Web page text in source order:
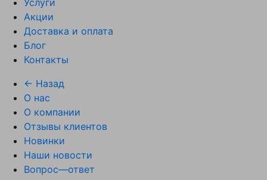
Услуги
Акции
Доставка и оплата
Блог
Контакты
← Назад
О нас
О компании
Отзывы клиентов
Новинки
Наши новости
Вопрос—ответ